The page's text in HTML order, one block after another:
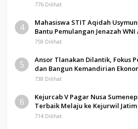
776 Dilihat
4
Mahasiswa STIT Aqidah
Bantu Pemulangan Jenazah
759 Dilihat
5
Ansor Tlanakan Dilantik, Fokus
dan Bangun Kemandirian
738 Dilihat
6
Kejurcab V Pagar Nusa
Terbaik Melaju ke Kejurwil Jatim
714 Dilihat